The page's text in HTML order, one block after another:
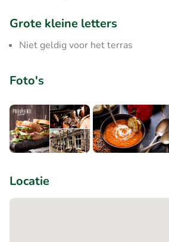
Grote kleine letters
Niet geldig voor het terras
Foto's
Locatie